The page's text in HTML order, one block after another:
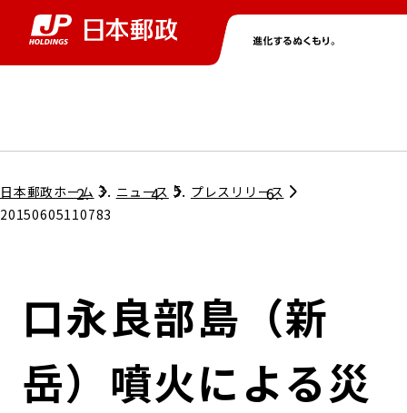
グループ情報トップ
コンプライアンス
ガバナンス
株主・投資家情報トップ
個人投資家のみなさまへ
株式情報
ニューストップ
サステナビリティトップ
担当役員メッセージ
サステナビリティマネジメント
採用情報トップ
日本郵政ホーム ニュース
プレスリリース
20150605110783
口永良部島（新
岳）噴火による災